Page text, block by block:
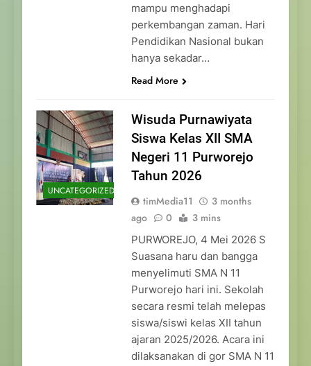
mampu menghadapi
perkembangan zaman. Hari
Pendidikan Nasional bukan
hanya sekadar…
Read More
UNCATEGORIZED
Wisuda Purnawiyata
Siswa Kelas XII SMA
Negeri 11 Purworejo
Tahun 2026
timMedia11
3 months
ago
0 3 mins
PURWOREJO, 4 Mei 2026 S
Suasana haru dan bangga
menyelimuti SMA N 11
Purworejo hari ini. Sekolah
secara resmi telah melepas
siswa/siswi kelas XII tahun
ajaran 2025/2026. Acara ini
dilaksanakan di gor SMA N 11